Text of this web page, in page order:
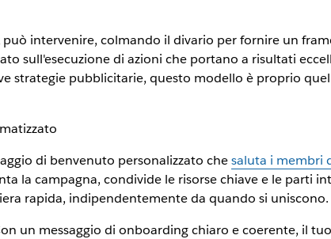
intervenire, colmando il divario per fornire un
sull'esecuzione di azioni che portano a risultati
strategie pubblicitarie, questo modello è proprio
di benvenuto personalizzato chesaluta i membri
la campagna, condivide le risorse chiave e le parti
rapida, indipendentemente da quando si uniscono.
un messaggio di onboarding chiaro e coerente, il